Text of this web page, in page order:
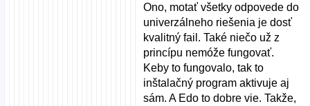
Ono, motať všetky odpovede do
univerzálneho riešenia je dosť
kvalitný fail. Také niečo už z
princípu nemóže fungovať.
Keby to fungovalo, tak to
inštalačný program aktivuje aj
sám. A Edo to dobre vie. Takže,